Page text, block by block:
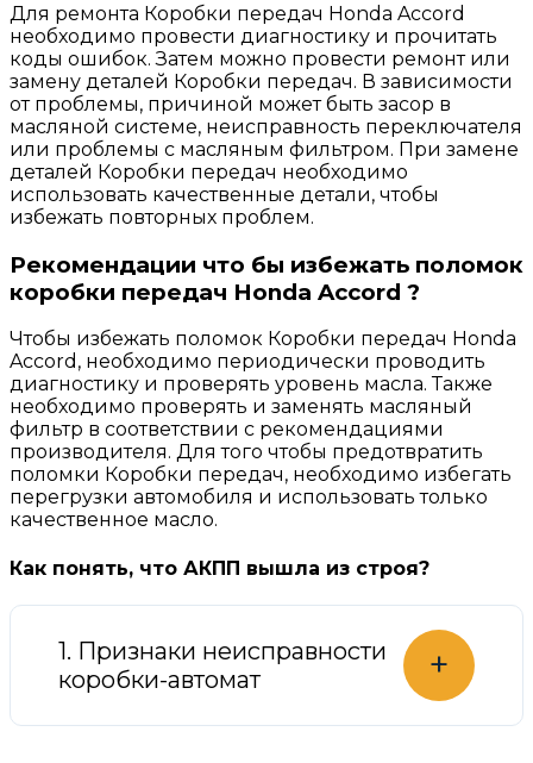
Для ремонта Коробки передач Honda Accord
необходимо провести диагностику и прочитать
коды ошибок. Затем можно провести ремонт или
замену деталей Коробки передач. В зависимости
от проблемы, причиной может быть засор в
масляной системе, неисправность переключателя
или проблемы с масляным фильтром. При замене
деталей Коробки передач необходимо
использовать качественные детали, чтобы
избежать повторных проблем.
Рекомендации что бы избежать поломок
коробки передач Honda Accord ?
Чтобы избежать поломок Коробки передач Honda
Accord, необходимо периодически проводить
диагностику и проверять уровень масла. Также
необходимо проверять и заменять масляный
фильтр в соответствии с рекомендациями
производителя. Для того чтобы предотвратить
поломки Коробки передач, необходимо избегать
перегрузки автомобиля и использовать только
качественное масло.
Как понять, что АКПП вышла из строя?
1. Признаки неисправности
коробки-автомат
+